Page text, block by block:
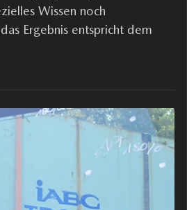
Wissen noch
Ergebnis entspricht dem